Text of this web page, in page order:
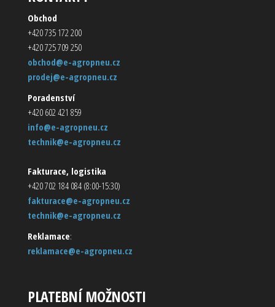
Obchod
+420 735 172 200
+420 725 709 250
obchod@e-agropneu.cz
prodej@e-agropneu.cz
Poradenství
+420 602 421 859
info@e-agropneu.cz
technik@e-agropneu.cz
Fakturace, logistika
+420 702 184 084 (8:00-15:30)
fakturace@e-agropneu.cz
technik@e-agropneu.cz
Reklamace:
reklamace@e-agropneu.cz
PLATEBNÍ MOŽNOSTI